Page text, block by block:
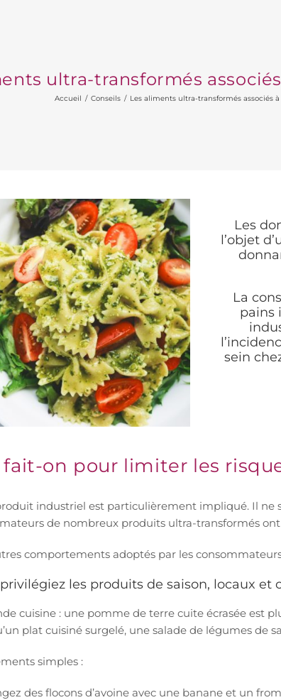
ultra-transformés
Accueil Conseils Les aliments ultra-transformés associés
Les
l’objet
La
pains
sein
on pour limiter les
industriel est particulièrement impliqué. Il ne
de nombreux produits ultra-transformés ont
comportements adoptés par les
les produits de saison, locaux et
cuisine : une pomme de terre cuite écrasée est
plat cuisiné surgelé, une salade de légumes de
simples :
des flocons d’avoine avec une banane et un